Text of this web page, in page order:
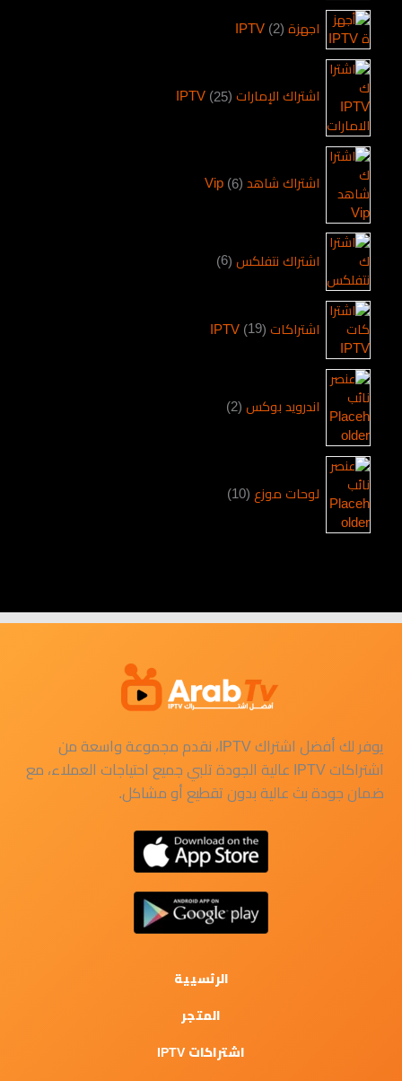
اجهزة IPTV 2
اشتراك الإمارات IPTV 25
اشتراك شاهد Vip 6
اشتراك نتفلكس 6
اشتراكات IPTV 19
اندرويد بوكس 2
لوحات موزع 10
يوفر لك أفضل اشتراك IPTV، نقدم مجموعة واسعة من
اشتراكات IPTV عالية الجودة تلبي جميع احتياجات العملاء، مع
ضمان جودة بث عالية بدون تقطيع أو مشاكل.
الرئسيية
المتجر
اشتراكات IPTV